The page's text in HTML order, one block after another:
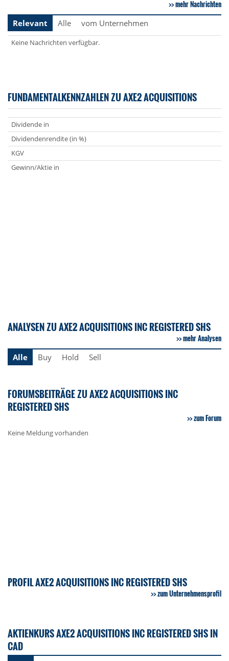
mehr Nachrichten
Relevant
Alle vom Unternehmen
Keine Nachrichten verfügbar.
FUNDAMENTALKENNZAHLEN ZU AXE2 ACQUISITIONS
Dividende in
Dividendenrendite (in %)
KGV
Gewinn/Aktie in
ANALYSEN ZU AXE2 ACQUISITIONS INC REGISTERED SHS
mehr Analysen
Alle
Buy Hold Sell
FORUMSBEITRÄGE ZU AXE2 ACQUISITIONS INC
REGISTERED SHS
zum Forum
Keine Meldung vorhanden
PROFIL AXE2 ACQUISITIONS INC REGISTERED SHS
zum Unternehmensprofil
AKTIENKURS AXE2 ACQUISITIONS INC REGISTERED SHS IN
CAD